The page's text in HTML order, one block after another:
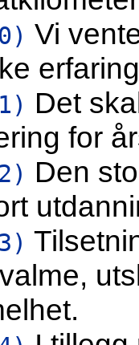
Vi
Det
for
Den